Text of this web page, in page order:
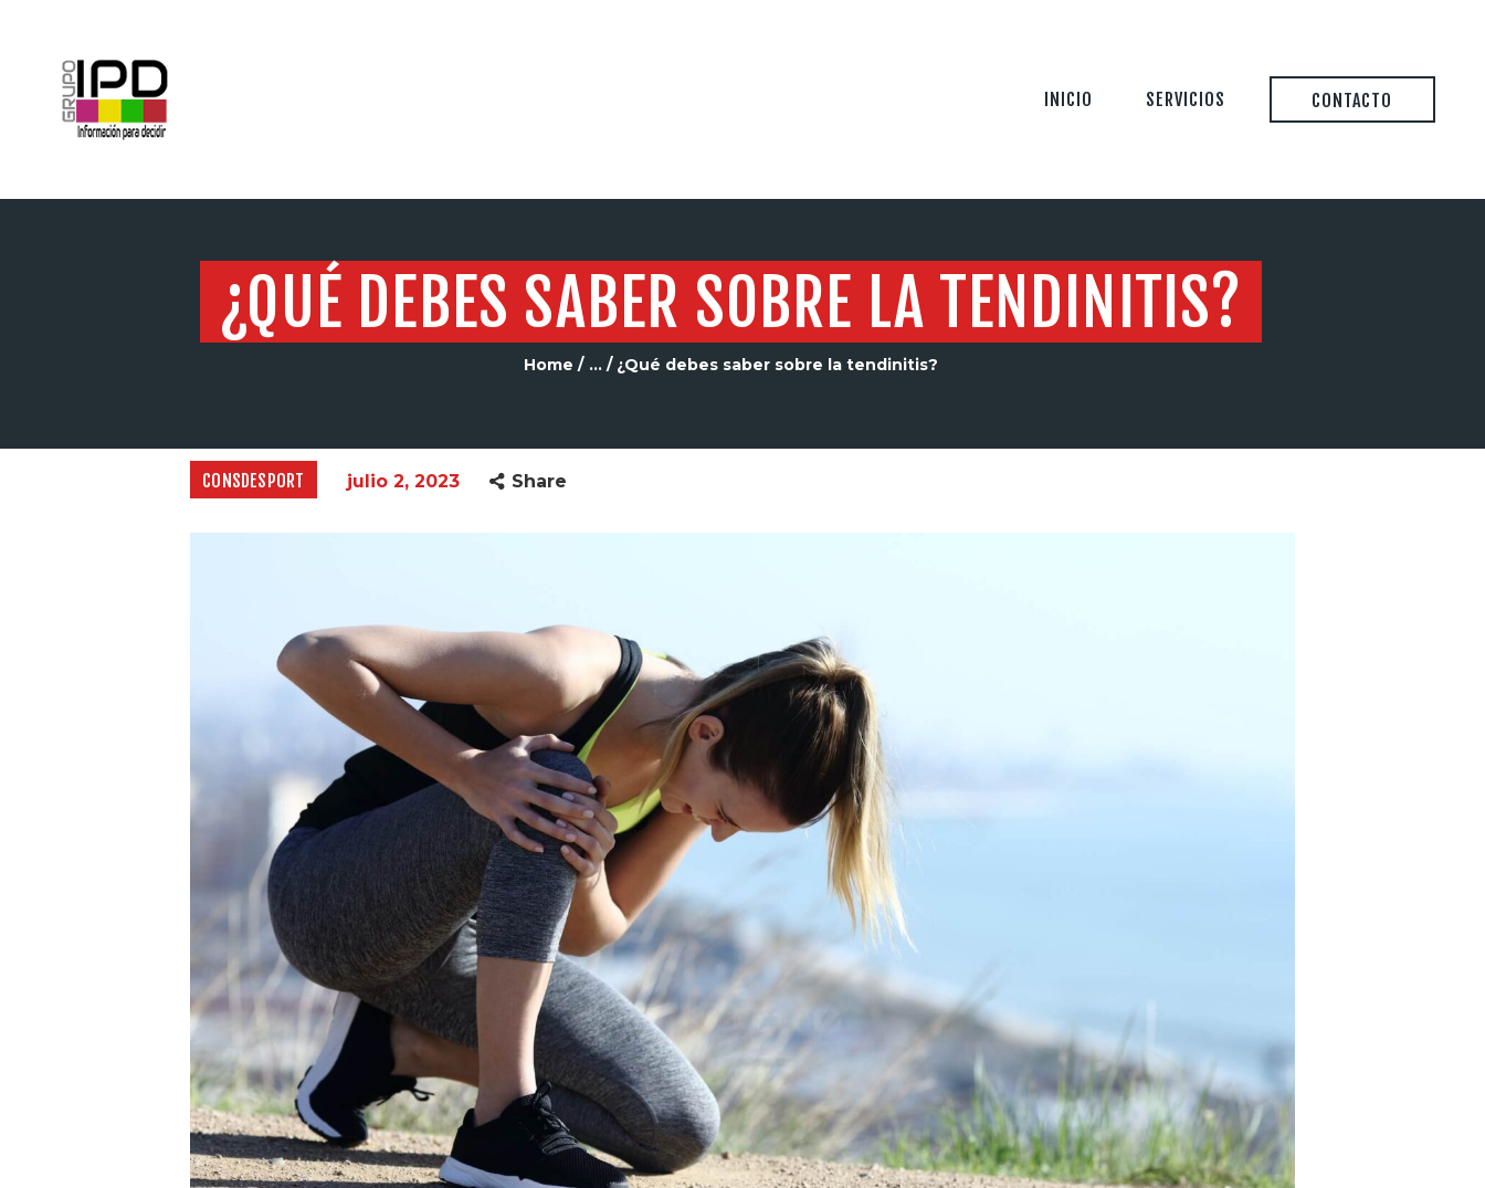
INICIO SERVICIOS CONTACTO
¿QUÉ DEBES SABER SOBRE LA TENDINITIS?
Home ... ¿Qué debes saber sobre la tendinitis?
CONSDESPORT julio 2, 2023 Share